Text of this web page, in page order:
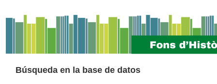
Búsqueda en la base de datos